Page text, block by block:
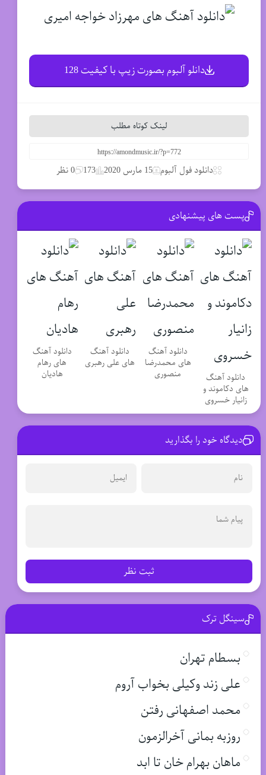
دانلو آلبوم بصورت زیپ با کیفیت 128
لینک کوتاه مطلب
دانلود فول آلبوم 15 مارس 2020 173 0 نظر
پست های پیشنهادی
دانلود آهنگ
های دکاموند و
زانیار خسروی
دانلود آهنگ
های محمدرضا
منصوری
دانلود آهنگ
های علی رهبری
دانلود آهنگ
های رهام
هادیان
دیدگاه خود را بگذارید
ثبت نظر
سینگل ترک
بسطام تهران
علی زند وکیلی بخواب آروم
محمد اصفهانی رفتن
روزبه بمانی آخرالزمون
ماهان بهرام خان تا ابد